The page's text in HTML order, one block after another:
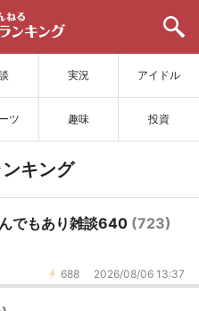
実況 アイドル
ツ 趣味 投資
を更新
キング
でもあり雑談640 (723)
688 2026/08/06 13:37